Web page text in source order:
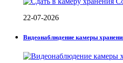
22-07-2026
Видеонаблюдение камеры